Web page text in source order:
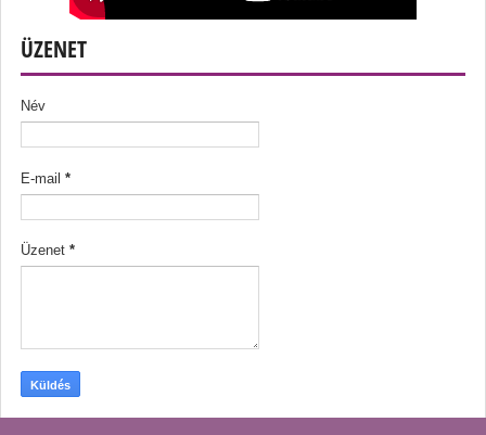
ÜZENET
Név
E-mail *
Üzenet *